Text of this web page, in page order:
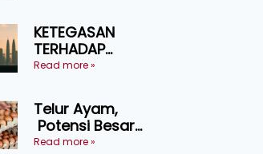
Ternakan
Ruminan
KETEGASAN
TERHADAP
KEDAULATAN
ASAS KEPADA
KEADILAN DAN
KEHARMONIAN
Read more »
Telur Ayam,
Potensi Besar
Dalam Industri
Read more »